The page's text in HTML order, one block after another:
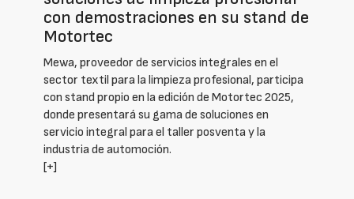
con demostraciones en su stand de
Motortec
Mewa, proveedor de servicios integrales en el
sector textil para la limpieza profesional, participa
con stand propio en la edición de Motortec 2025,
donde presentará su gama de soluciones en
servicio integral para el taller posventa y la
industria de automoción.
[+]